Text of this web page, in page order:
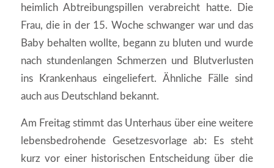
heimlich Abtreibungspillen verabreicht hatte. Die
Frau, die in der 15. Woche schwanger war und das
Baby behalten wollte, begann zu bluten und wurde
nach stundenlangen Schmerzen und Blutverlusten
ins Krankenhaus eingeliefert. Ähnliche Fälle sind
auch aus Deutschland bekannt.
Am Freitag stimmt das Unterhaus über eine weitere
lebensbedrohende Gesetzesvorlage ab: Es steht
kurz vor einer historischen Entscheidung über die